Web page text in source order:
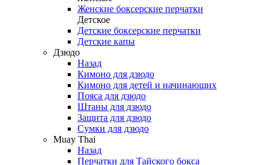
Женские боксерские перчатки
Детское
Детские боксерские перчатки
Детские капы
Дзюдо
Назад
Кимоно для дзюдо
Кимоно для детей и начинающих
Пояса для дзюдо
Штаны для дзюдо
Защита для дзюдо
Сумки для дзюдо
Muay Thai
Назад
Перчатки для Тайского бокса